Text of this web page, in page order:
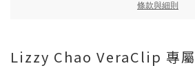
條款與細則
Lizzy Chao VeraClip 專